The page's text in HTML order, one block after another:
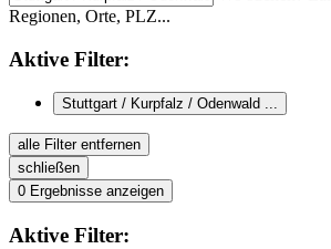
Regionen, Orte, PLZ...
Aktive Filter:
Stuttgart / Kurpfalz / Odenwald ...
alle Filter entfernen
schließen
0 Ergebnisse anzeigen
Aktive Filter: